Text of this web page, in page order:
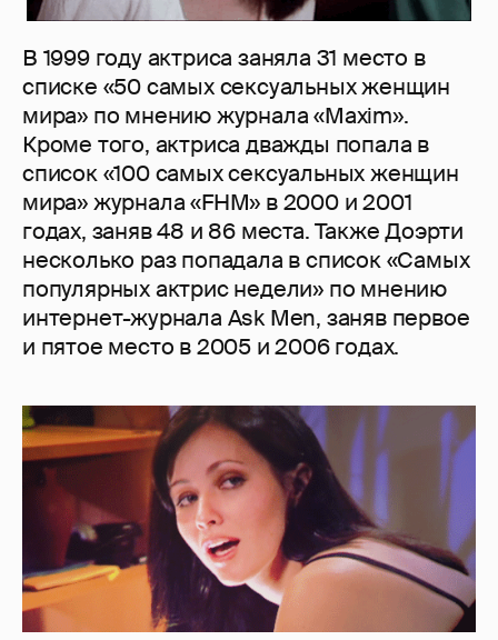
В 1999 году актриса заняла 31 место в
списке «50 самых сексуальных женщин
мира» по мнению журнала «Maxim».
Кроме того, актриса дважды попала в
список «100 самых сексуальных женщин
мира» журнала «FHM» в 2000 и 2001
годах, заняв 48 и 86 места. Также Доэрти
несколько раз попадала в список «Самых
популярных актрис недели» по мнению
интернет-журнала Ask Men, заняв первое
и пятое место в 2005 и 2006 годах.